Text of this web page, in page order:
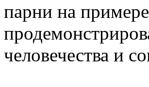
парни на
человечества и